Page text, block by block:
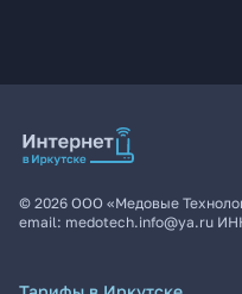
© 2026 ООО «Медовые
email: medotech.info@ya.ru